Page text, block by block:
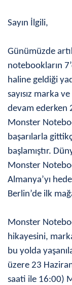
Sayın İlgili,
Günümüzde
notebookların
haline geldiği
sayısız marka
devam ederken
Monster
başarılarla
başlamıştır.
Monster
Almanya’yı
Berlin’de ilk
Monster
hikayesini,
bu yolda
üzere 23
saati ile 16:00)